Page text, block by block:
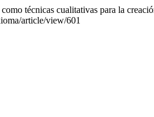
técnicas cualitativas para la
article/view/601